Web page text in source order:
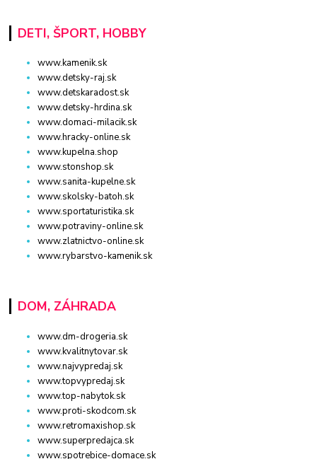
DETI, ŠPORT, HOBBY
www.kamenik.sk
www.detsky-raj.sk
www.detskaradost.sk
www.detsky-hrdina.sk
www.domaci-milacik.sk
www.hracky-online.sk
www.kupelna.shop
www.stonshop.sk
www.sanita-kupelne.sk
www.skolsky-batoh.sk
www.sportaturistika.sk
www.potraviny-online.sk
www.zlatnictvo-online.sk
www.rybarstvo-kamenik.sk
DOM, ZÁHRADA
www.dm-drogeria.sk
www.kvalitnytovar.sk
www.najvypredaj.sk
www.topvypredaj.sk
www.top-nabytok.sk
www.proti-skodcom.sk
www.retromaxishop.sk
www.superpredajca.sk
www.spotrebice-domace.sk